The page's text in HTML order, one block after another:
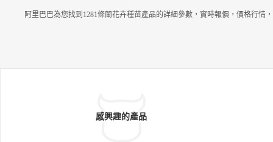
阿里巴巴為您找到1281條蘭花卉種苗產品的詳細參數，實時報價，價格行情
感興趣的產品